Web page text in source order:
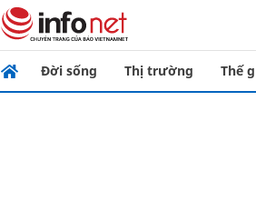
Đời sống Thị trường Thế